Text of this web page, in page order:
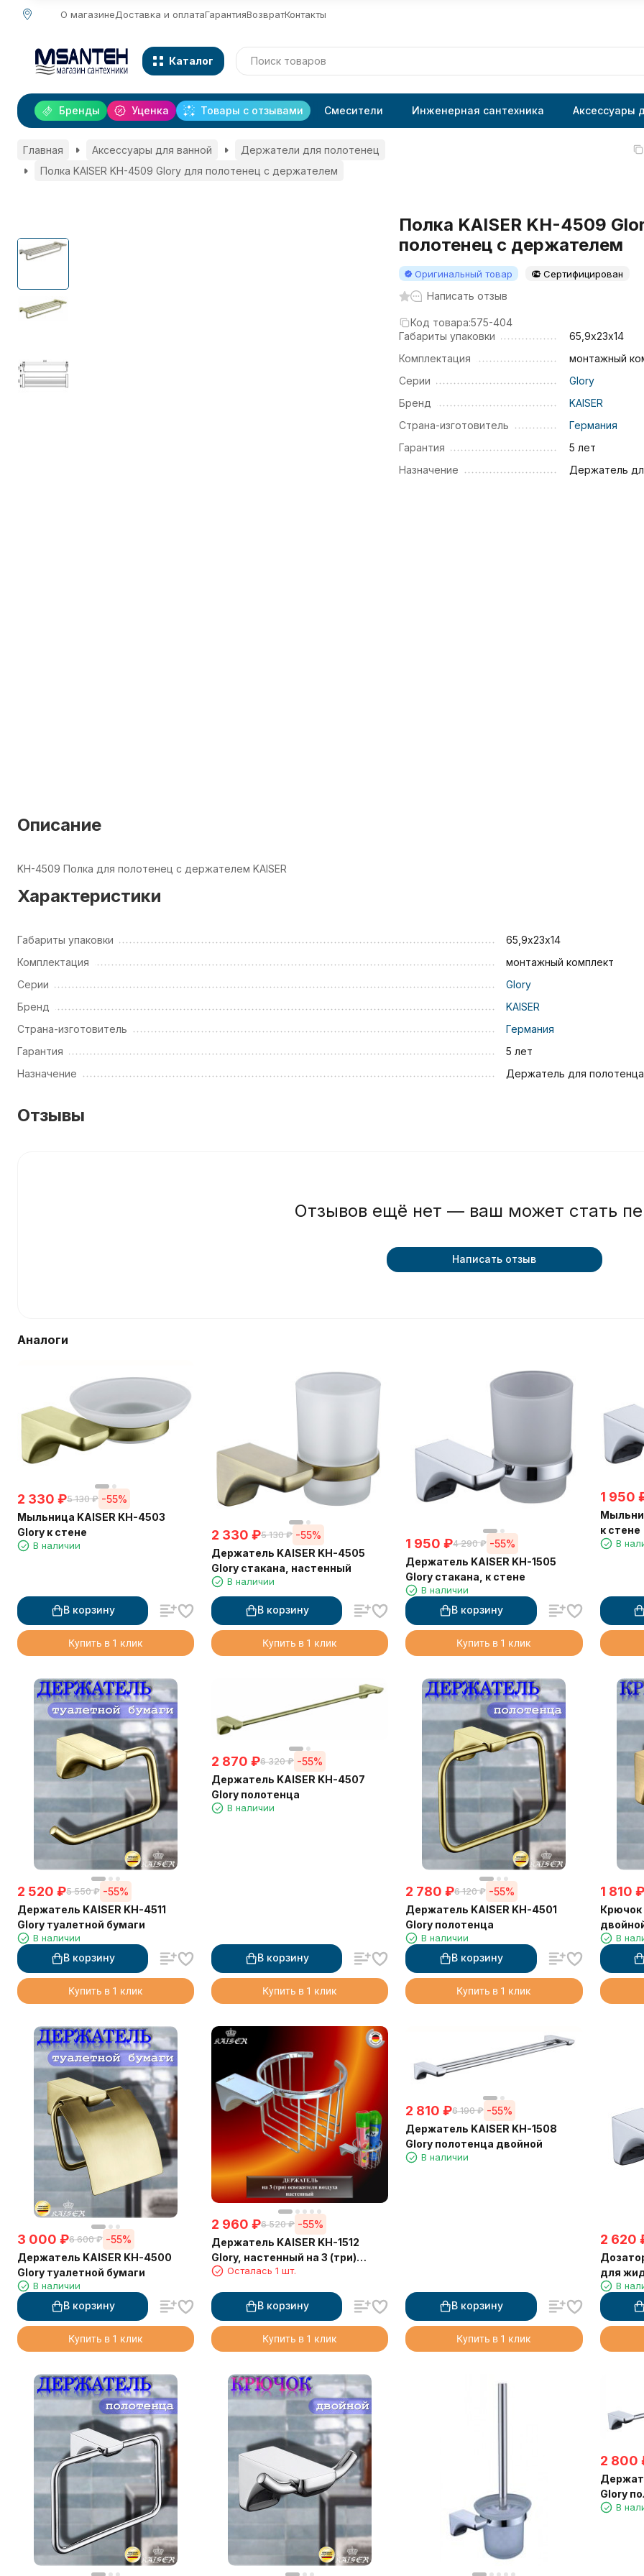
О магазинеДоставка и оплатаГарантияВозвратКонтакты
Каталог
Уценка Товары с отзывами
Бренды Смесители Инженерная сантехника Аксессуары
Главная Аксессуары для ванной
Держатели для полотенец
Полка KAISER KH-4509 Glory для полотенец с держателем
Полка KAISER KH-4509
полотенец с держателем
Оригинальный товар Сертифицирован
Написать отзыв
Код товара:575-404
Габариты упаковки
65,9х23х14
Комплектация
монтажный
Серии
Glory
Бренд
KAISER
Страна-изготовитель
Германия
Гарантия
5 лет
Назначение
Держатель
Описание
KH-4509 Полка для полотенец с держателем KAISER
Характеристики
Габариты упаковки
65,9х23х14
Комплектация
монтажный комплект
Серии
Glory
Бренд
KAISER
Страна-изготовитель
Германия
Гарантия
5 лет
Назначение
Держатель для полотенца
Отзывы
Отзывов ещё нет — ваш может стать
Написать отзыв
Аналоги
2 330 ₽5 130 ₽ -55%
Мыльница KAISER KH-4503
Glory к стене
В наличии
В корзину
Купить в 1 клик
2 330 ₽5 130 ₽ -55%
Держатель KAISER KH-4505
Glory стакана, настенный
В наличии
В корзину
Купить в 1 клик
1 950 ₽4 290 ₽ -55%
Держатель KAISER KH-1505
Glory стакана, к стене
В наличии
В корзину
Купить в 1 клик
1 950
к стене
В
2 520 ₽5 550 ₽ -55%
Держатель KAISER KH-4511
Glory туалетной бумаги
В наличии
В корзину
Купить в 1 клик
2 870 ₽6 320 ₽ -55%
Держатель KAISER KH-4507
Glory полотенца
В наличии
В корзину
Купить в 1 клик
2 780 ₽6 120 ₽ -55%
Держатель KAISER KH-4501
Glory полотенца
В наличии
В корзину
Купить в 1 клик
1 810 ₽
Крючок
В
3 000 ₽6 600 ₽ -55%
Держатель KAISER KH-4500
Glory туалетной бумаги
В наличии
В корзину
Купить в 1 клик
2 960 ₽6 520 ₽ -55%
Держатель KAISER KH-1512
Glory, настенный на 3 (три)
освежителя воздуха
Осталась 1 шт.
В корзину
Купить в 1 клик
2 810 ₽6 190 ₽ -55%
Держатель KAISER KH-1508
Glory полотенца двойной
В наличии
В корзину
Купить в 1 клик
2 620
для
В
2 800
Glory
В